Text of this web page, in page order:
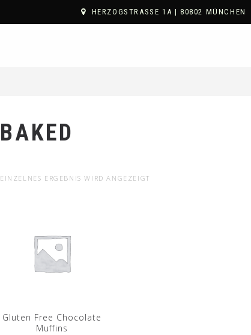
HERZOGSTRASSE 1A | 80802 MÜNCHEN
BAKED
EINZELNES ERGEBNIS WIRD ANGEZEIGT
Gluten Free Chocolate
Muffins